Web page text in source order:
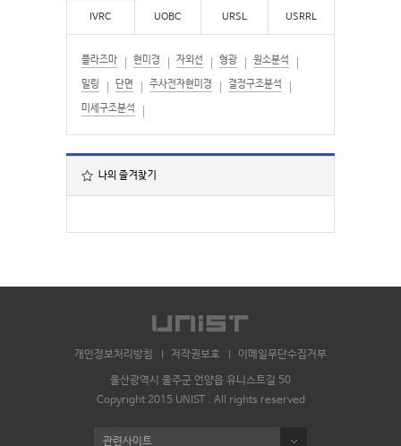
IVRC UOBC URSL USRRL
플라즈마 현미경 자외선 형광 원소분석
밀링 단면 주사전자현미경 결정구조분석
미세구조분석
나의 즐겨찾기
개인정보처리방침 저작권보호 이메일무단수집거부
울산광역시 울주군 언양읍 유니스트길 50
Copyright 2015 UNIST . All rights reserved
관련사이트